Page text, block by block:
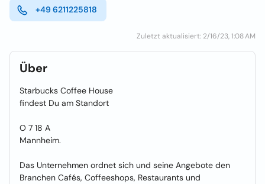
+49 6211225818
Zuletzt aktualisiert: 2/16/23, 1:08 AM
Über
Starbucks Coffee House
findest Du am Standort
O 7 18 A
Mannheim.
Das Unternehmen ordnet sich und seine Angebote den
Branchen Cafés, Coffeeshops, Restaurants und